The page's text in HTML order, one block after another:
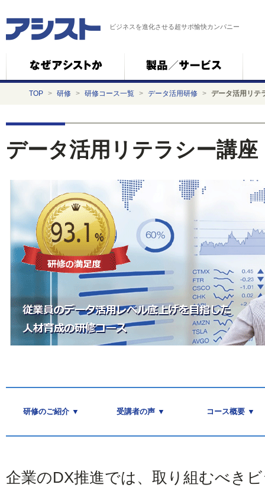
ビジネスを進化させる超サポ愉快カンパニー
TOP > 研修 > 研修コース一覧 > データ活用研修 > データ活用リテ
データ活用リテラシー講座
研修のご紹介 ▼ 受講者の声 ▼ コース概要 ▼
企業のDX推進では、取り組むべき